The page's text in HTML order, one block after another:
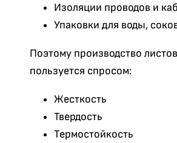
Изоляции проводов и
Упаковки для воды,
Поэтому производство
пользуется спросом:
Жесткость
Твердость
Термостойкость